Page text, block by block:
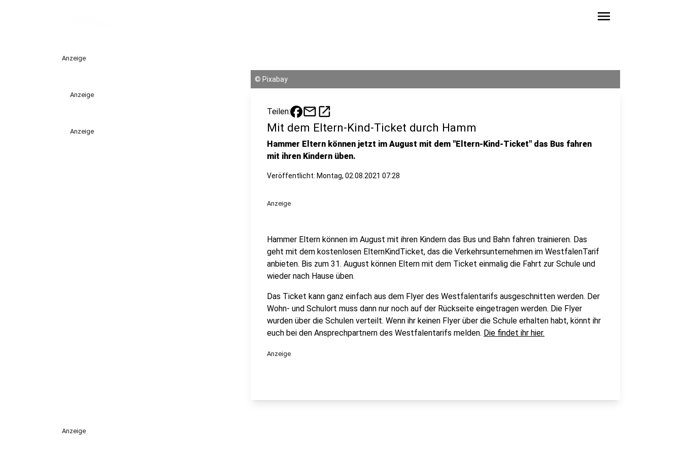
menu
Anzeige
Anzeige
Anzeige
© Pixabay
Teilen: mailopen_in_new
Mit dem Eltern-Kind-Ticket durch Hamm
Hammer Eltern können jetzt im August mit dem "Eltern-Kind-Ticket" das Bus fahren
mit ihren Kindern üben.
Veröffentlicht: Montag, 02.08.2021 07:28
Anzeige
Hammer Eltern können im August mit ihren Kindern das Bus und Bahn fahren trainieren. Das
geht mit dem kostenlosen ElternKindTicket, das die Verkehrsunternehmen im WestfalenTarif
anbieten. Bis zum 31. August können Eltern mit dem Ticket einmalig die Fahrt zur Schule und
wieder nach Hause üben.
Das Ticket kann ganz einfach aus dem Flyer des Westfalentarifs ausgeschnitten werden. Der
Wohn- und Schulort muss dann nur noch auf der Rückseite eingetragen werden. Die Flyer
wurden über die Schulen verteilt. Wenn ihr keinen Flyer über die Schule erhalten habt, könnt ihr
euch bei den Ansprechpartnern des Westfalentarifs melden. Die findet ihr hier.
Anzeige
Anzeige